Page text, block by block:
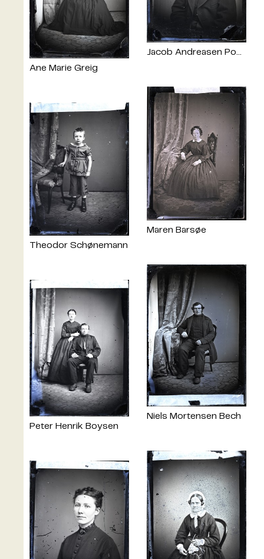
Ane Marie Greig
Theodor Schønemann
Peter Henrik Boysen
Maren Barsøe
Niels Mortensen Bech